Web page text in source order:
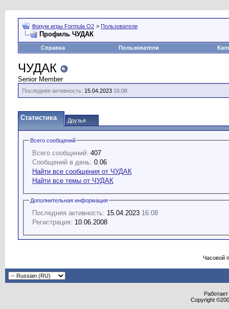
Форум игры Formula O2 > Пользователи
Профиль ЧУДАК
Справка Пользователи
ЧУДАК
Senior Member
Последняя активность: 15.04.2023 16:08
Статистика Друзья
Всего сообщений
Всего сообщений: 407
Сообщений в день: 0.06
Найти все сообщения от ЧУДАК
Найти все темы от ЧУДАК
Дополнительная информация
Последняя активность: 15.04.2023 16:08
Регистрация: 10.06.2008
Часовой
Copyright